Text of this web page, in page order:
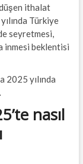
ithalat
Türkiye
seyretmesi,
inmesi beklentisi
2025 yılında
nasıl